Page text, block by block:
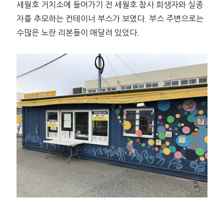
세월호 거치소에 들어가기 전 세월호 참사 희생자와 실종
자를 추모하는 컨테이너 부스가 보였다. 부스 주변으로는
수많은 노란 리본들이 매달려 있었다.